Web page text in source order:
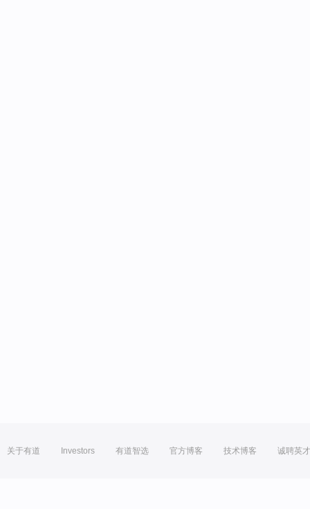
关于有道 Investors 有道智选 官方博客 技术博客 诚聘英才